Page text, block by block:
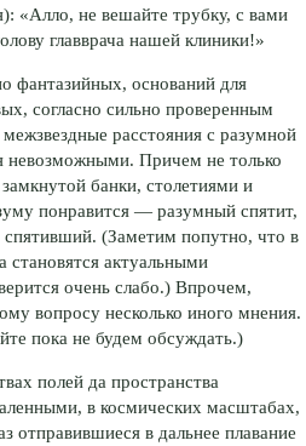
«Алло, не вешайте трубку, с вами
главврача нашей клиники!»
фантазийных, оснований для
согласно сильно проверенным
расстояния с разумной
невозможными. Причем не только
банки, столетиями и
понравится — разумный спятит,
спятивший. (Заметим попутно, что в
становятся актуальными
очень слабо.) Впрочем,
вопросу несколько иного мнения.
пока не будем обсуждать.)
полей да пространства
в космических масштабах,
отправившиеся в дальнее плавание